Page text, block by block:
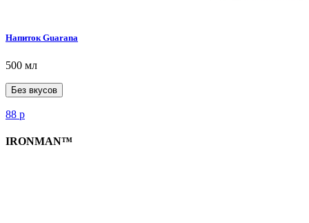
Напиток Guarana
500 мл
Без вкусов
88 р
IRONMAN™